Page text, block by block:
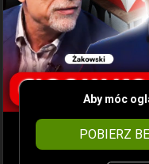
Aby móc
POBIERZ